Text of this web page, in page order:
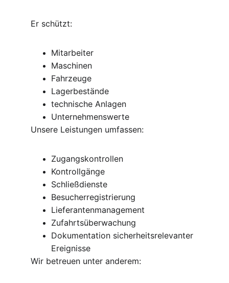
Er schützt:
Mitarbeiter
Maschinen
Fahrzeuge
Lagerbestände
technische Anlagen
Unternehmenswerte
Unsere Leistungen umfassen:
Zugangskontrollen
Kontrollgänge
Schließdienste
Besucherregistrierung
Lieferantenmanagement
Zufahrtsüberwachung
Dokumentation sicherheitsrelevanter
Ereignisse
Wir betreuen unter anderem: